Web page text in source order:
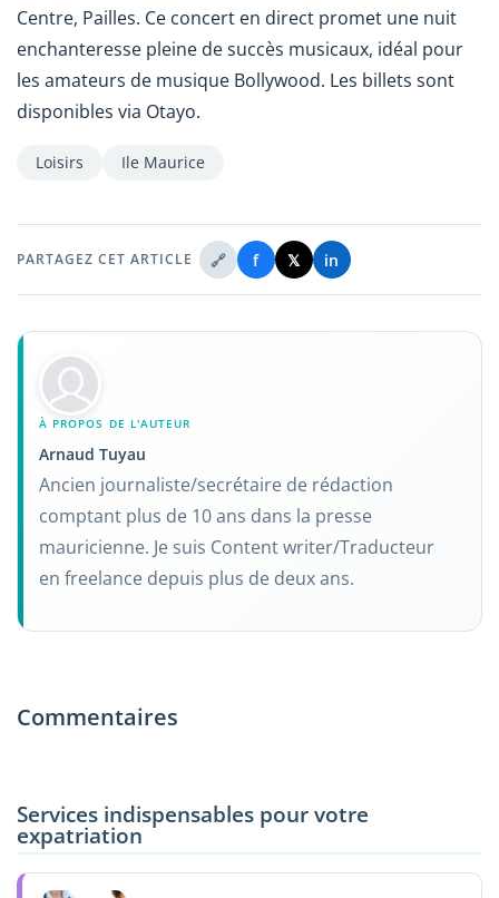
Centre, Pailles. Ce concert en direct promet une nuit
enchanteresse pleine de succès musicaux, idéal pour
les amateurs de musique Bollywood. Les billets sont
disponibles via Otayo.
Loisirs Ile Maurice
PARTAGEZ CET ARTICLE 🔗 f 𝕏 in
À PROPOS DE L'AUTEUR
Arnaud Tuyau
Ancien journaliste/secrétaire de rédaction
comptant plus de 10 ans dans la presse
mauricienne. Je suis Content writer/Traducteur
en freelance depuis plus de deux ans.
Commentaires
Services indispensables pour votre
expatriation